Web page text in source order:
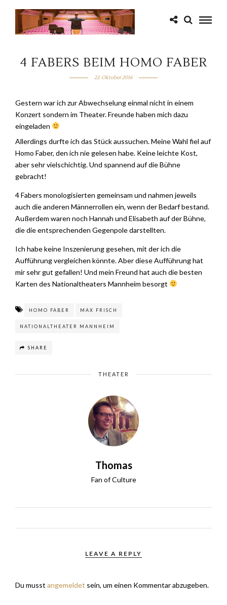
4 FABERS BEIM HOMO FABER
22. Oktober 2016
Gestern war ich zur Abwechselung einmal nicht in einem
Konzert sondern im Theater. Freunde haben mich dazu
eingeladen
Allerdings durfte ich das Stück aussuchen. Meine Wahl fiel auf
Homo Faber, den ich nie gelesen habe. Keine leichte Kost,
aber sehr vielschichtig. Und spannend auf die Bühne
gebracht!
4 Fabers monologisierten gemeinsam und nahmen jeweils
auch die anderen Männerrollen ein, wenn der Bedarf bestand.
Außerdem waren noch Hannah und Elisabeth auf der Bühne,
die die entsprechenden Gegenpole darstellten.
Ich habe keine Inszenierung gesehen, mit der ich die
Aufführung vergleichen könnte. Aber diese Aufführung hat
mir sehr gut gefallen! Und mein Freund hat auch die besten
Karten des Nationaltheaters Mannheim besorgt
HOMO FABER MAX FRISCH
NATIONALTHEATER MANNHEIM
SHARE
THEATER
Thomas
Fan of Culture
LEAVE A REPLY
Du musst angemeldet sein, um einen Kommentar abzugeben.